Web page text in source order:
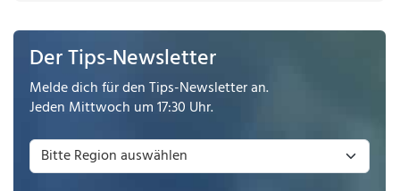
Der Tips-Newsletter
Melde dich für den Tips-Newsletter an.
Jeden Mittwoch um 17:30 Uhr.